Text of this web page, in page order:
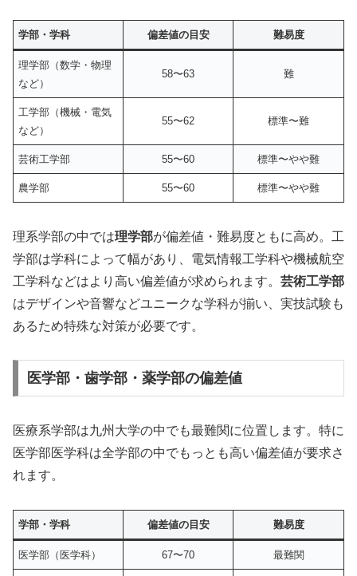
学部・学科 偏差値の目安 難易度
理学部（数学・物理
など）
58〜63 難
工学部（機械・電気
など）
55〜62 標準〜難
芸術工学部 55〜60 標準〜やや難
農学部 55〜60 標準〜やや難
理系学部の中では理学部が偏差値・難易度ともに高め。工
学部は学科によって幅があり、電気情報工学科や機械航空
工学科などはより高い偏差値が求められます。 芸術工学部
はデザインや音響などユニークな学科が揃い、実技試験も
あるため特殊な対策が必要です。
医学部・歯学部・薬学部の偏差値
医療系学部は九州大学の中でも最難関に位置します。特に
医学部医学科は全学部の中でもっとも高い偏差値が要求さ
れます。
学部・学科 偏差値の目安 難易度
医学部（医学科） 67〜70 最難関